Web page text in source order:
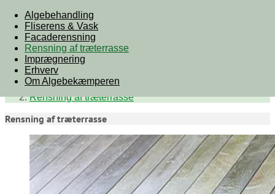
Algebehandling
Fliserens & Vask
Facaderensning
Rensning af træterrasse
Imprægnering
Erhverv
Om Algebekæmperen
Forside
Rensning af træterrasse
Rensning af træterrasse